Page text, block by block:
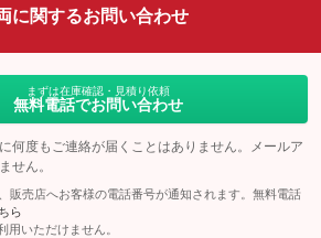
ルーフレール
：装備なし
：装備なし
に関するお問い合わせ
まずは在庫確認・見積り依頼
無料電話でお問い合わせ
何度もご連絡が届くことはありません。メールア
せん。
販売店へお客様の電話番号が通知されます。無料電話
ら
用いただけません。